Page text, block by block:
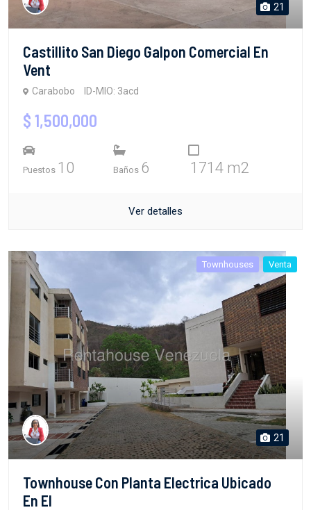
21
Castillito San Diego Galpon Comercial En
Vent
Carabobo ID-MIO: 3acd
$ 1,500,000
Puestos 10 Baños 6 1714 m2
Ver detalles
Townhouses Venta
21
Townhouse Con Planta Electrica Ubicado
En El